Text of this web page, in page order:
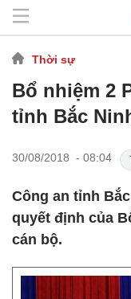
Thời sự
Bổ nhiệm 2
tỉnh Bắc
30/08/2018 - 08:04
Công an tỉnh
quyết định của
cán bộ.